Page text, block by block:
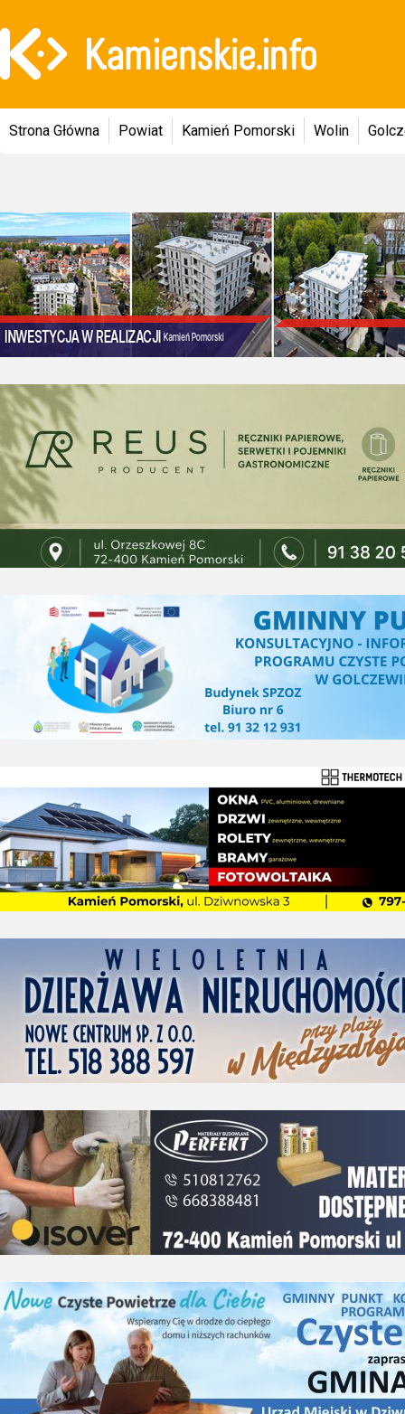
Strona Główna Powiat Kamień Pomorski Wolin